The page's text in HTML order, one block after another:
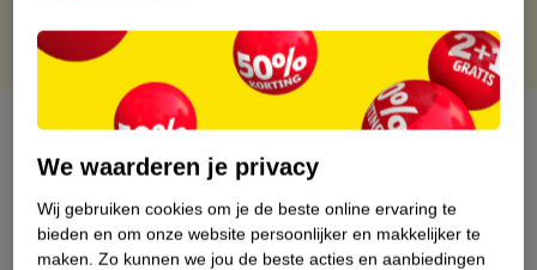
Over dit product
Productinformatie
Etiketinformatie
We waarderen je privacy
Wij gebruiken cookies om je de beste online ervaring te
bieden en om onze website persoonlijker en makkelijker te
maken. Zo kunnen we jou de beste acties en aanbiedingen